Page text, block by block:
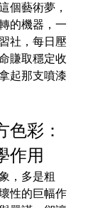
個藝術夢，
的機器，一
社，每日壓
賺取穩定收
起那支噴漆
彩：
作用
，多是粗
性的巨幅作